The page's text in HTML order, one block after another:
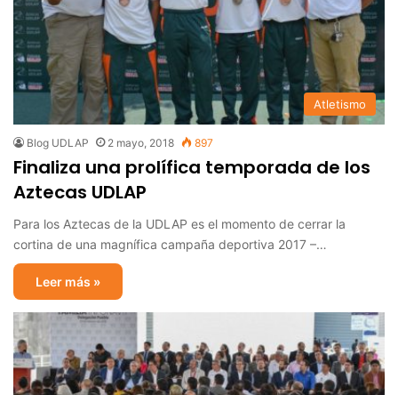
Atletismo
Blog UDLAP 2 mayo, 2018 897
Finaliza una prolífica temporada de los
Aztecas UDLAP
Para los Aztecas de la UDLAP es el momento de cerrar la
cortina de una magnífica campaña deportiva 2017 –…
Leer más »